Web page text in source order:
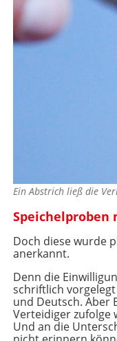
Ein Abstrich ließ die
Speichelproben
Doch diese wurde
anerkannt.
Denn die
schriftlich
und Deutsch. Aber
Verteidiger zufolge
Und an die